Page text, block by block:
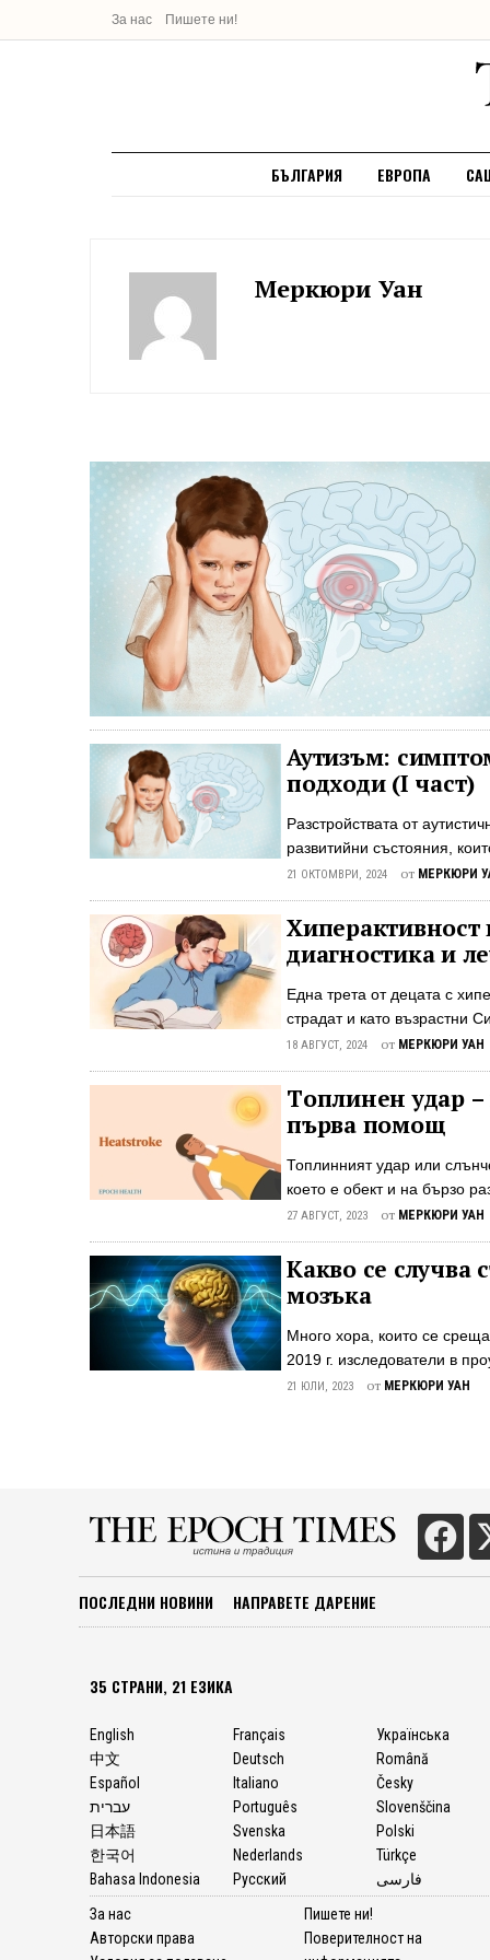
За нас Пишете ни!
БЪЛГАРИЯ ЕВРОПА
Меркюри Уан
Аутизъм:
подходи (I част)
Разстройствата от
развитийни състояния,
ученето и поведението.
Съединените щати обаче
разстройство от
1% от момичетата.
се е утроило от 2000 г.,
причина за аутизма,
21 ОКТОМВРИ, 2024 от МЕРКЮРИ
диагностика и
Една трета от децата с
страдат и като възрастни
е едно от най-често
които нарушават и
СДВХ е по-разпространен
Националното проучване,
децата на възраст от 3 до
от диагностицираните в
18 АВГУСТ, 2024 от МЕРКЮРИ УАН
Tоплинен удар
първа помощ
Топлинният удар или
което е обект и на бързо
може да доведе до бързо и
претопляне състояния,
човек може да се охлади в
спешна медицинска помощ.
постепенно, дори без
топлинен удар
27 АВГУСТ, 2023 от МЕРКЮРИ УАН
Какво се случва
мозъка
Много хора, които се
2019 г. изследователи в
изпитвали близки до
радост и мир. Тези
21 ЮЛИ, 2023 от МЕРКЮРИ УАН
ПОСЛЕДНИ НОВИНИ НАПРАВЕТЕ ДАРЕНИЕ
35 СТРАНИ, 21 ЕЗИКА
English
中文
Español
עברית
日本語
한국어
Bahasa Indonesia
Français
Deutsch
Italiano
Português
Svenska
Nederlands
Русский
Українська
Română
Česky
Slovenščina
Polski
Türkçe
فارسی
За нас
Авторски права
Пишете ни!
Поверителност на